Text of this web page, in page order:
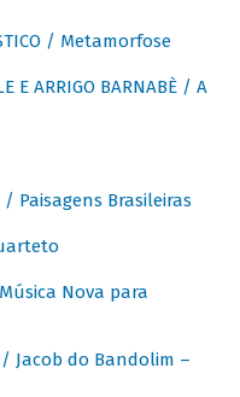
/ Metamorfose
E ARRIGO BARNABÈ / A
/ Paisagens Brasileiras
Música Nova para
/ Jacob do Bandolim –